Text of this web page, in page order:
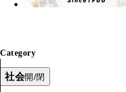
Category
社会開/閉